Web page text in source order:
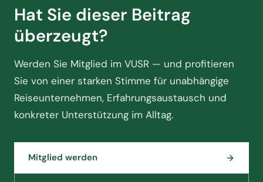
Hat Sie dieser Beitrag
überzeugt?
Werden Sie Mitglied im VUSR — und profitieren
Sie von einer starken Stimme für unabhängige
Reiseunternehmen, Erfahrungsaustausch und
konkreter Unterstützung im Alltag.
Mitglied werden